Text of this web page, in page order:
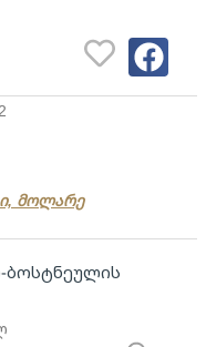
მოლარე
ბოსტნეულის